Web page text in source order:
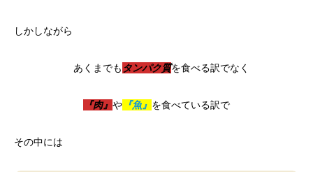
しかしながら
あくまでも タンパク質を食べる訳でなく
『肉』 や 『魚』 を食べている訳で
その中には